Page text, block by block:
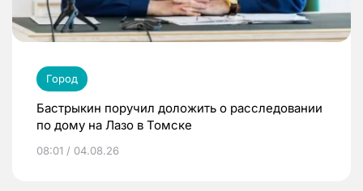
Город
Бастрыкин поручил доложить о расследовании
по дому на Лазо в Томске
08:01 / 04.08.26